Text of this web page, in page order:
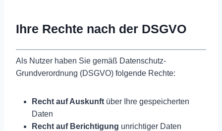
Ihre Rechte nach der DSGVO
Als Nutzer haben Sie gemäß Datenschutz-
Grundverordnung (DSGVO) folgende Rechte:
Recht auf Auskunft über Ihre gespeicherten
Daten
Recht auf Berichtigung unrichtiger Daten